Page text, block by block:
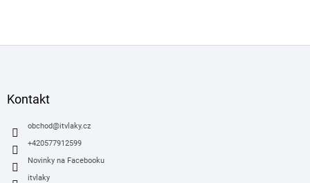
Kontakt
obchod@itvlaky.cz
+420577912599
Novinky na Facebooku
itvlaky